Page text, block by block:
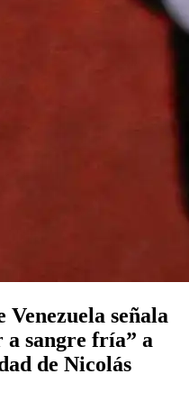
señala
a sangre fría” a
de Nicolás